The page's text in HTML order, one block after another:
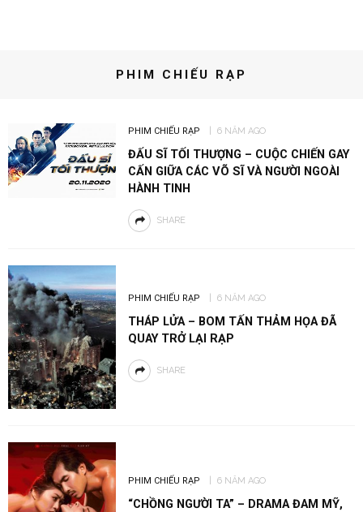
PHIM CHIẾU RẠP
PHIM CHIẾU RẠP 6 NĂM AGO
ĐẤU SĨ TỐI THƯỢNG – CUỘC CHIẾN GAY
CẤN GIỮA CÁC VÕ SĨ VÀ NGƯỜI NGOÀI
HÀNH TINH
SHARE
PHIM CHIẾU RẠP 6 NĂM AGO
THÁP LỬA – BOM TẤN THẢM HỌA ĐÃ
QUAY TRỞ LẠI RẠP
SHARE
PHIM CHIẾU RẠP 6 NĂM AGO
“CHỒNG NGƯỜI TA” – DRAMA ĐAM MỸ,